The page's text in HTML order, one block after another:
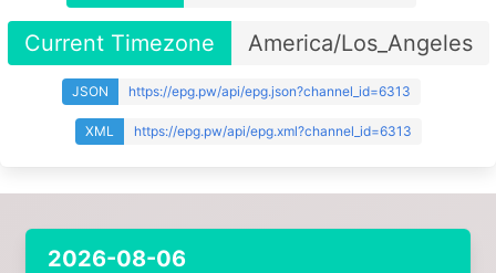
Current Timezone America/Los_Angeles
JSON https://epg.pw/api/epg.json?channel_id=6313
XML https://epg.pw/api/epg.xml?channel_id=6313
2026-08-06